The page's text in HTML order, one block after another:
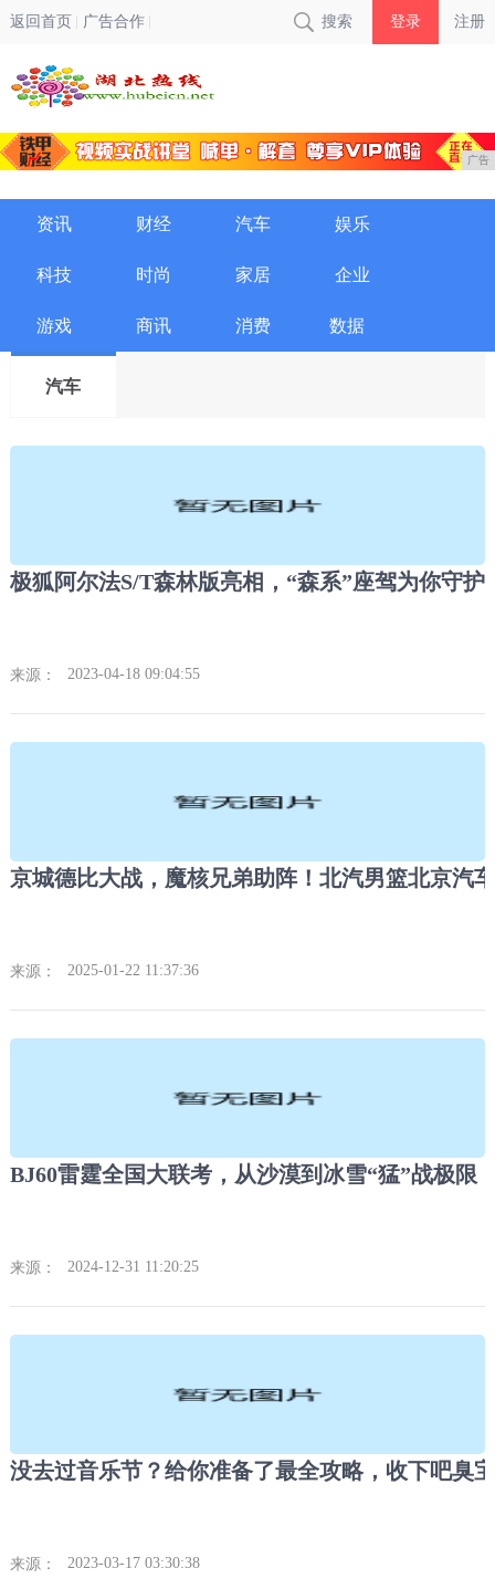
返回首页 广告合作 搜索 登录 注册
广告
资讯 财经 汽车 娱乐
科技 时尚 家居 企业
游戏 商讯 消费 数据
汽车
极狐阿尔法S/T森林版亮相，“森系”座驾为你守护
来源： 2023-04-18 09:04:55
来源： 2025-01-22 11:37:36
BJ60雷霆全国大联考，从沙漠到冰雪“猛”战极限
来源： 2024-12-31 11:20:25
没去过音乐节？给你准备了最全攻略，收下吧臭
来源： 2023-03-17 03:30:38